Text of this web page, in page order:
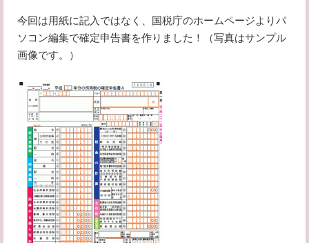
今回は用紙に記入ではなく、国税庁のホームページよりパ
ソコン編集で確定申告書を作りました！（写真はサンプル
画像です。）